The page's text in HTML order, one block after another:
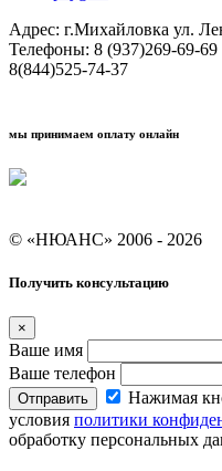
Адрес: г.Михайловка ул.
Телефоны: 8 (937)269-69-69
8(844)525-74-37
мы принимаем оплату онлайн
© «НЮАНС» 2006 - 2026
Получить консультацию
×
Ваше имя
Ваше телефон
Отправить
Нажимая
условия политики
обработку персональных